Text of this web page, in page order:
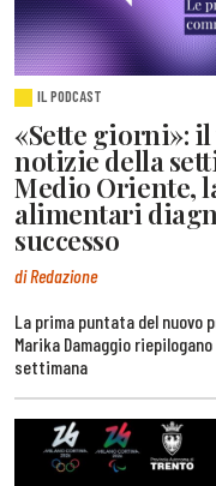
IL PODCAST
«Sette giorni»:
notizie della
Medio Oriente,
alimentari
successo
di Redazione
La prima puntata del nuovo
Marika Damaggio
settimana